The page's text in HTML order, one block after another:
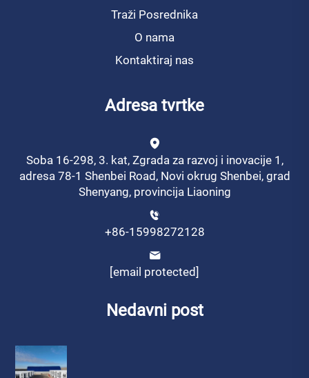
Traži Posrednika
O nama
Kontaktiraj nas
Adresa tvrtke
Soba 16-298, 3. kat, Zgrada za razvoj i inovacije 1,
adresa 78-1 Shenbei Road, Novi okrug Shenbei, grad
Shenyang, provincija Liaoning
+86-15998272128
[email protected]
Nedavni post